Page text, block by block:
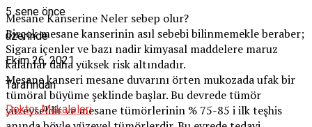
Mesane Kanserine Neler sebep olur?
Birçok mesane kanserinin asıl sebebi bilinmemekle beraber;
Sigara içenler ve bazı nadir kimyasal maddelere maruz
kalanlar daha yüksek risk altındadır.
Mesane kanseri mesane duvarını örten mukozada ufak bir
tümöral büyüme şeklinde başlar. Bu devrede tümör
yüzeyseldir ve mesane tümörlerinin % 75-85 i ilk teşhis
5 sene önce
üzerinde
Ekim 26, 2021
Tarafından
Doktor Makaleleri